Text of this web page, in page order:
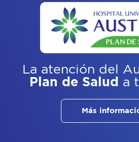
La atención del
Plan de Salud a
Más